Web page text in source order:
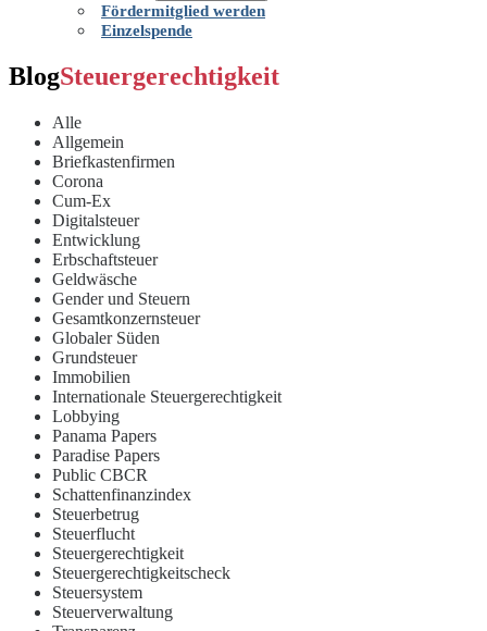
Fördermitglied werden
Einzelspende
BlogSteuergerechtigkeit
Alle
Allgemein
Briefkastenfirmen
Corona
Cum-Ex
Digitalsteuer
Entwicklung
Erbschaftsteuer
Geldwäsche
Gender und Steuern
Gesamtkonzernsteuer
Globaler Süden
Grundsteuer
Immobilien
Internationale Steuergerechtigkeit
Lobbying
Panama Papers
Paradise Papers
Public CBCR
Schattenfinanzindex
Steuerbetrug
Steuerflucht
Steuergerechtigkeit
Steuergerechtigkeitscheck
Steuersystem
Steuerverwaltung